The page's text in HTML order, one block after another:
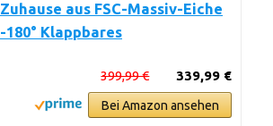
Zuhause aus FSC-Massiv-Eiche
-180° Klappbares
339,99 €
399,99 €
Bei Amazon ansehen